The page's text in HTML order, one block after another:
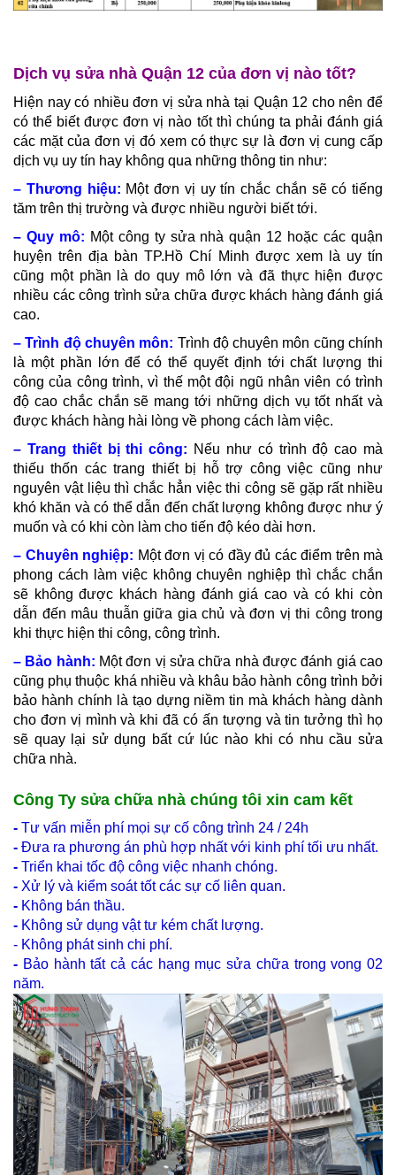
Dịch vụ sửa nhà Quận 12 của đơn vị nào tốt?
Hiện nay có nhiều đơn vị sửa nhà tại Quận 12 cho nên để
có thể biết được đơn vị nào tốt thì chúng ta phải đánh giá
các mặt của đơn vị đó xem có thực sự là đơn vị cung cấp
dịch vụ uy tín hay không qua những thông tin như:
– Thương hiệu: Một đơn vị uy tín chắc chắn sẽ có tiếng
tăm trên thị trường và được nhiều người biết tới.
– Quy mô: Một công ty sửa nhà quận 12 hoặc các quận
huyện trên địa bàn TP.Hồ Chí Minh được xem là uy tín
cũng một phần là do quy mô lớn và đã thực hiện được
nhiều các công trình sửa chữa được khách hàng đánh giá
cao.
– Trình độ chuyên môn: Trình độ chuyên môn cũng chính
là một phần lớn để có thể quyết định tới chất lượng thi
công của công trình, vì thế một đội ngũ nhân viên có trình
độ cao chắc chắn sẽ mang tới những dịch vụ tốt nhất và
được khách hàng hài lòng về phong cách làm việc.
– Trang thiết bị thi công: Nếu như có trình độ cao mà
thiếu thốn các trang thiết bị hỗ trợ công việc cũng như
nguyên vật liệu thì chắc hẳn việc thi công sẽ gặp rất nhiều
khó khăn và có thể dẫn đến chất lượng không được như ý
muốn và có khi còn làm cho tiến độ kéo dài hơn.
– Chuyên nghiệp: Một đơn vị có đầy đủ các điểm trên mà
phong cách làm việc không chuyên nghiệp thì chắc chắn
sẽ không được khách hàng đánh giá cao và có khi còn
dẫn đến mâu thuẫn giữa gia chủ và đơn vị thi công trong
khi thực hiện thi công, công trình.
– Bảo hành: Một đơn vị sửa chữa nhà được đánh giá cao
cũng phụ thuộc khá nhiều và khâu bảo hành công trình bởi
bảo hành chính là tạo dựng niềm tin mà khách hàng dành
cho đơn vị mình và khi đã có ấn tượng và tin tưởng thì họ
sẽ quay lại sử dụng bất cứ lúc nào khi có nhu cầu sửa
chữa nhà.
Công Ty sửa chữa nhà chúng tôi xin cam kết
- Tư vấn miễn phí mọi sự cố công trình 24 / 24h
- Đưa ra phương án phù hợp nhất với kinh phí tối ưu nhất.
- Triển khai tốc độ công việc nhanh chóng.
- Xử lý và kiểm soát tốt các sự cố liên quan.
- Không bán thầu.
- Không sử dụng vật tư kém chất lượng.
- Không phát sinh chi phí.
- Bảo hành tất cả các hạng mục sửa chữa trong vong 02
năm.